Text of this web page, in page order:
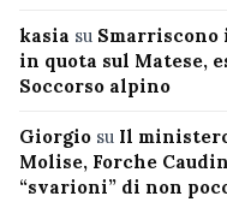
kasia su
in quota sul Matese,
Soccorso alpino
Giorgio su Il
Molise, Forche
“svarioni” di non